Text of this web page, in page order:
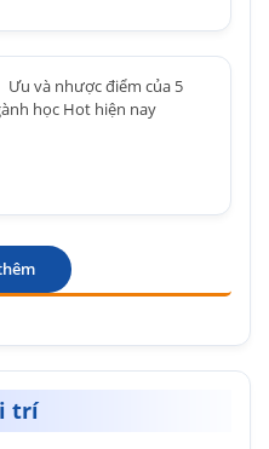
Ưu và nhược điểm của 5
học Hot hiện nay
trí